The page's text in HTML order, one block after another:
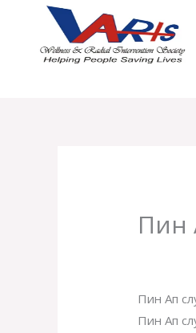
content
Пин
Пин Ап
Пин Ап